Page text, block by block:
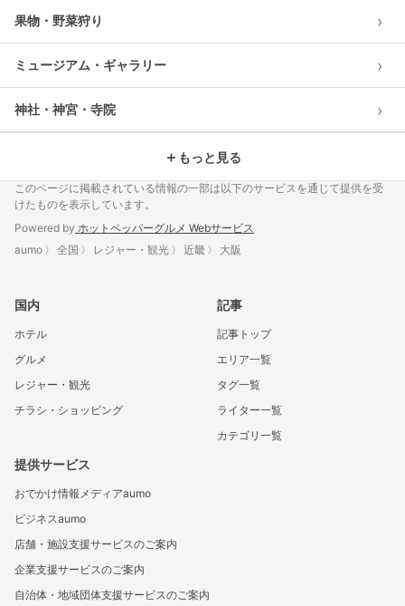
果物・野菜狩り ›
ミュージアム・ギャラリー ›
神社・神宮・寺院 ›
＋ もっと見る
このページに掲載されている情報の一部は以下のサービスを通じて提供を受
けたものを表示しています。
Powered by ホットペッパーグルメ Webサービス
aumo
全国 レジャー・観光 近畿 大阪
国内
ホテル
グルメ
レジャー・観光
チラシ・ショッピング
記事
記事トップ
エリア一覧
タグ一覧
ライター一覧
カテゴリ一覧
提供サービス
おでかけ情報メディアaumo
ビジネスaumo
店舗・施設支援サービスのご案内
企業支援サービスのご案内
自治体・地域団体支援サービスのご案内